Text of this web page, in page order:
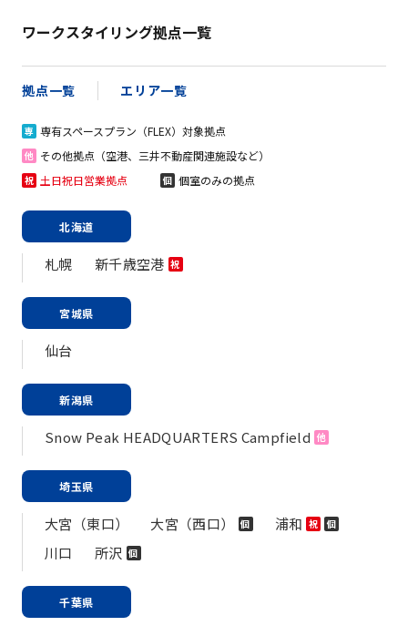
ワークスタイリング拠点一覧
拠点一覧 エリア一覧
専 専有スペースプラン（FLEX）対象拠点
他 その他拠点（空港、三井不動産関連施設など）
祝 土日祝日営業拠点 個 個室のみの拠点
北海道
札幌 新千歳空港 祝
宮城県
仙台
新潟県
Snow Peak HEADQUARTERS Campfield 他
埼玉県
大宮（東口） 大宮（西口） 個 浦和 祝 個
川口 所沢 個
千葉県